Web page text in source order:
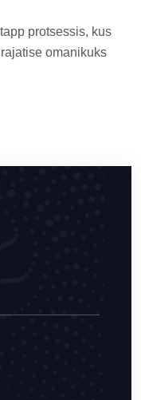
protsessis, kus
omanikuks